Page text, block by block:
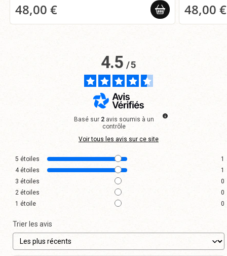
48,00 € 48,00 €
4.5/5
Basé sur 2 avis soumis à un
contrôle
Voir tous les avis sur ce site
5 étoiles
1
4étoiles
1
3 étoiles
0
2 étoiles
0
1 étoile 0
Trier les avis